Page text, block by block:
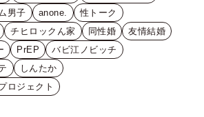
男子
anone.
性トーク
チヒロックん家 同性婚
友情結婚
PrEP
バビ江ノビッチ
しんたか
ロジェクト